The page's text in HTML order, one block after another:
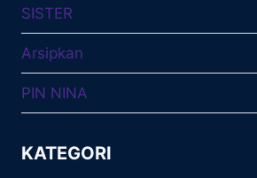
SISTER
Arsipkan
PIN NINA
KATEGORI